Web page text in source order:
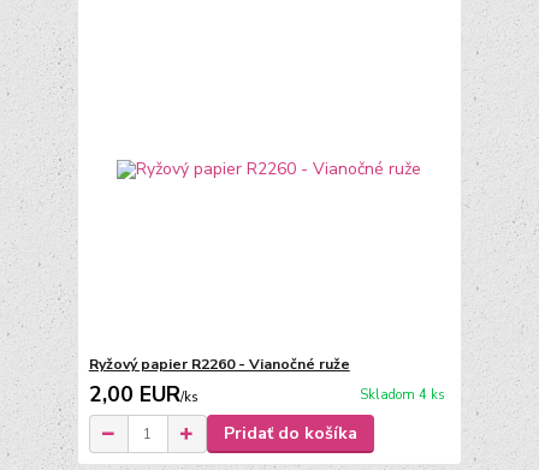
Ryžový papier R2260 - Vianočné ruže
2,00 EUR/ks Skladom 4 ks
Pridať do košíka